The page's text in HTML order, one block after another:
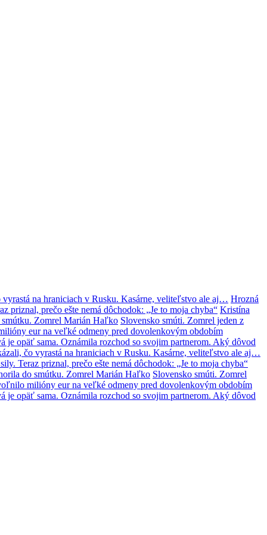
na hraniciach v Rusku. Kasárne, veliteľstvo ale aj… Hrozná
prečo ešte nemá dôchodok: „Je to moja chyba“ Kristína
smútku. Zomrel Marián Haľko Slovensko smúti. Zomrel jeden z
eur na veľké odmeny pred dovolenkovým obdobím
je opäť sama. Oznámila rozchod so svojim partnerom. Aký dôvod
čo vyrastá na hraniciach v Rusku. Kasárne, veliteľstvo ale aj…
Teraz priznal, prečo ešte nemá dôchodok: „Je to moja chyba“
do smútku. Zomrel Marián Haľko Slovensko smúti. Zomrel
milióny eur na veľké odmeny pred dovolenkovým obdobím
je opäť sama. Oznámila rozchod so svojim partnerom. Aký dôvod